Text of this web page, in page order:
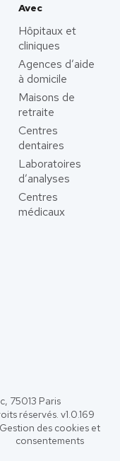
Avec
Hôpitaux et
cliniques
Agences d’aide
à domicile
Maisons de
retraite
Centres
dentaires
Laboratoires
d’analyses
Centres
médicaux
75013 Paris
réservés. v1.0.169
Gestion des cookies et
consentements